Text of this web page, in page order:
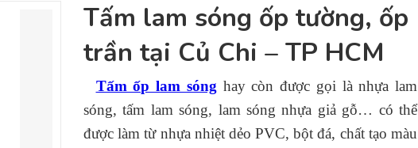
Tấm lam sóng ốp tường, ốp
trần tại Củ Chi – TP HCM
Tấm ốp lam sóng hay còn được gọi là nhựa lam
sóng, tấm lam sóng, lam sóng nhựa giả gỗ… có thể
được làm từ nhựa nhiệt dẻo PVC, bột đá, chất tạo màu